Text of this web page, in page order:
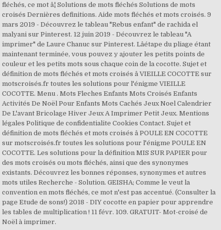
fléchés, ce mot â¦ Solutions de mots fléchés Solutions de mots
croisés Dernières definitions. Aide mots fléchés et mots croisés. 9
mars 2019 - Découvrez le tableau "Rebus enfant" de rachida el
malyani sur Pinterest. 12 juin 2019 - Découvrez le tableau "A
imprimer" de Laure Chanuc sur Pinterest. Lâétape du pliage étant
maintenant terminée, vous pouvez y ajouter les petits points de
couleur et les petits mots sous chaque coin de la cocotte. Sujet et
définition de mots fléchés et mots croisés â VIEILLE COCOTTE sur
motscroisés.fr toutes les solutions pour l'énigme VIEILLE
COCOTTE. Menu . Mots Fleches Enfants Mots Croisés Enfants
Activités De Noël Pour Enfants Mots Cachés Jeux Noel Calendrier
De L'avant Bricolage Hiver Jeux A Imprimer Petit Jeux. Mentions
légales Politique de confidentialite Cookies Contact. Sujet et
définition de mots fléchés et mots croisés â POULE EN COCOTTE
sur motscroisés.fr toutes les solutions pour l'énigme POULE EN
COCOTTE. Les solutions pour la définition MIS SUR PAPIER pour
des mots croisés ou mots fléchés, ainsi que des synonymes
existants. Découvrez les bonnes réponses, synonymes et autres
mots utiles Recherche - Solution. GEISHA; Comme le veut la
convention en mots fléchés, ce mot n'est pas accentué. (Consulter la
page Etude de sons!) 2018 - DIY cocotte en papier pour apprendre
les tables de multiplication ! 11 févr. 109. GRATUIT- Mot-croisé de
Noël à imprimer.